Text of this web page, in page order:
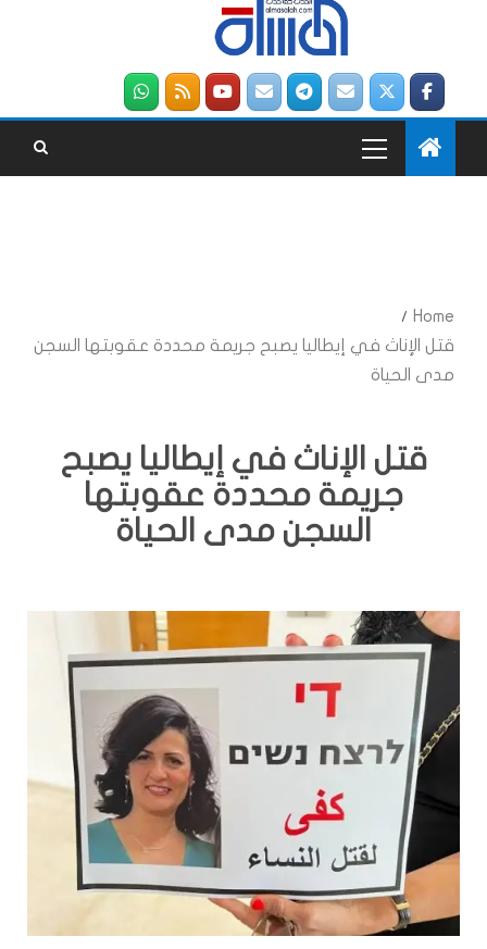
Home
قتل الإناث في إيطاليا يصبح جريمة محددة عقوبتها السجن
مدى الحياة
قتل الإناث في إيطاليا يصبح
جريمة محددة عقوبتها
السجن مدى الحياة